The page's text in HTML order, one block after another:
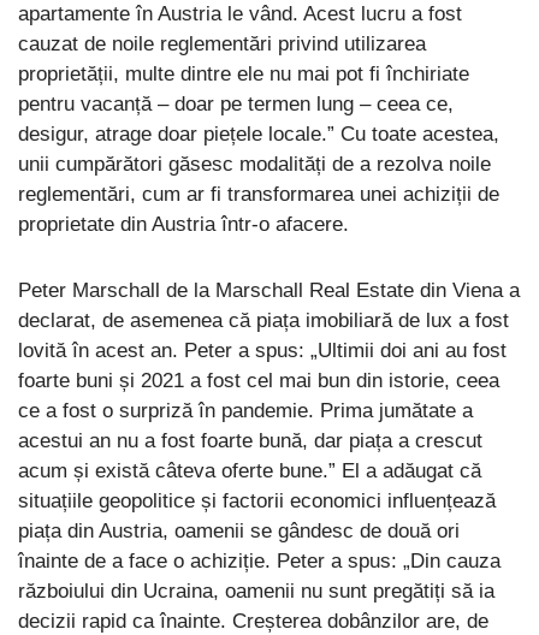
apartamente în Austria le vând. Acest lucru a fost
cauzat de noile reglementări privind utilizarea
proprietății, multe dintre ele nu mai pot fi închiriate
pentru vacanță – doar pe termen lung – ceea ce,
desigur, atrage doar piețele locale.” Cu toate acestea,
unii cumpărători găsesc modalități de a rezolva noile
reglementări, cum ar fi transformarea unei achiziții de
proprietate din Austria într-o afacere.
Peter Marschall de la Marschall Real Estate din Viena a
declarat, de asemenea că piața imobiliară de lux a fost
lovită în acest an. Peter a spus: „Ultimii doi ani au fost
foarte buni și 2021 a fost cel mai bun din istorie, ceea
ce a fost o surpriză în pandemie. Prima jumătate a
acestui an nu a fost foarte bună, dar piața a crescut
acum și există câteva oferte bune.” El a adăugat că
situațiile geopolitice și factorii economici influențează
piața din Austria, oamenii se gândesc de două ori
înainte de a face o achiziție. Peter a spus: „Din cauza
războiului din Ucraina, oamenii nu sunt pregătiți să ia
decizii rapid ca înainte. Creșterea dobânzilor are, de